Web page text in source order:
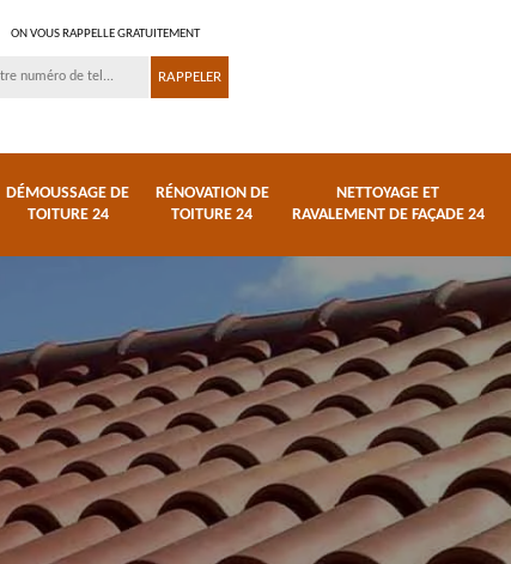
ON VOUS RAPPELLE GRATUITEMENT
DÉMOUSSAGE DE
TOITURE 24
RÉNOVATION DE
TOITURE 24
NETTOYAGE ET
RAVALEMENT DE FAÇADE 24
Réparation de toiture
24
Urgence fuite de
toiture 24